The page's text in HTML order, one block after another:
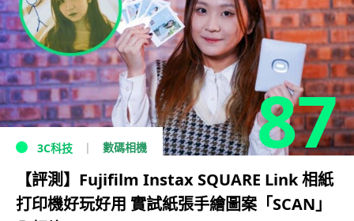
87
3C科技 數碼相機
【評測】Fujifilm Instax SQUARE Link 相紙
打印機好玩好用 實試紙張手繪圖案「SCAN」